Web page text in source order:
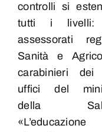
controlli si
tutti i livelli:
assessorati
Sanità e
carabinieri dei
uffici del
della
«L’educazione